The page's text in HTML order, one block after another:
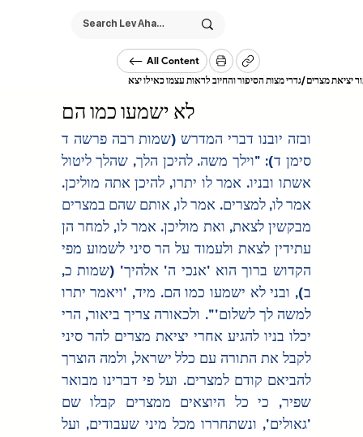
All Content
גדרי מצות הסיפור והחיוב לראות עצמו כאילו יצא/יציאת מצרים
לא ישמעו כמו הם